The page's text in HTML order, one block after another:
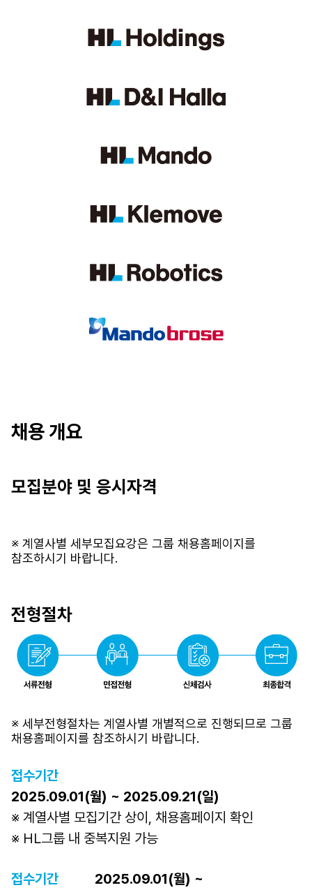
채용 개요
모집분야 및 응시자격
※ 계열사별 세부모집요강은 그룹 채용홈페이지를
참조하시기 바랍니다.
전형절차
※ 세부전형절차는 계열사별 개별적으로 진행되므로 그룹
채용홈페이지를 참조하시기 바랍니다.
접수기간
2025.09.01(월) ~ 2025.09.21(일)
※ 계열사별 모집기간 상이, 채용홈페이지 확인
※ HL그룹 내 중복지원 가능